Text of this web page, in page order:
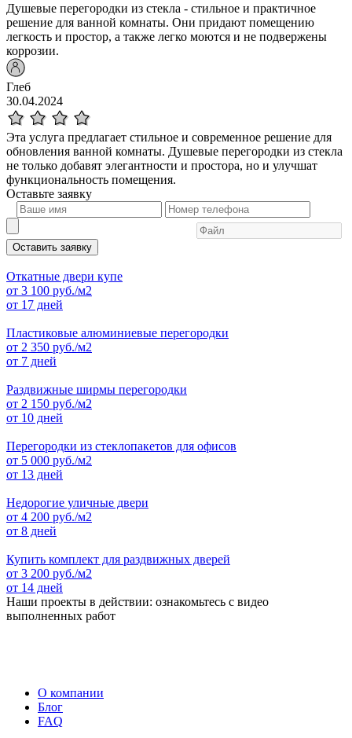
Душевые перегородки из стекла - стильное и практичное
решение для ванной комнаты. Они придают помещению
легкость и простор, а также легко моются и не подвержены
коррозии.
Глеб
30.04.2024
Эта услуга предлагает стильное и современное решение для
обновления ванной комнаты. Душевые перегородки из стекла
не только добавят элегантности и простора, но и улучшат
функциональность помещения.
Оставьте заявку
Оставить заявку
Откатные двери купе
от 3 100 руб./м2
от 17 дней
Пластиковые алюминиевые перегородки
от 2 350 руб./м2
от 7 дней
Раздвижные ширмы перегородки
от 2 150 руб./м2
от 10 дней
Перегородки из стеклопакетов для офисов
от 5 000 руб./м2
от 13 дней
Недорогие уличные двери
от 4 200 руб./м2
от 8 дней
Купить комплект для раздвижных дверей
от 3 200 руб./м2
от 14 дней
Наши проекты в действии: ознакомьтесь с видео
выполненных работ
О компании
Блог
FAQ